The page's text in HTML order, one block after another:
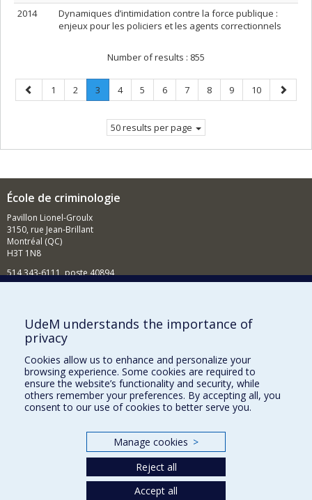
2014
Dynamiques d’intimidation contre la force publique :
enjeux pour les policiers et les agents correctionnels
Number of results : 855
Previous
page
Page
1 Page
2 Page
3
Current
Page
4 Page
5 Page
6 Page
7 Page
8 Page
9 Page
10
Next
page
50 results per page
École de criminologie
Pavillon Lionel-Groulx
3150, rue Jean-Brillant
Montréal (QC)
H3T 1N8
514 343-6111, poste 40894
Comment soutenir l'École?
BESOIN D'AIDE?
Plan du site
Signaler une erreur
Accessibilité
Nos départements et écoles
UdeM understands the importance of
privacy
Cookies allow us to enhance and personalize your
browsing experience. Some cookies are required to
ensure the website’s functionality and security, while
others remember your preferences. By accepting all, you
consent to our use of cookies to better serve you.
Manage cookies >
Reject all
Accept all